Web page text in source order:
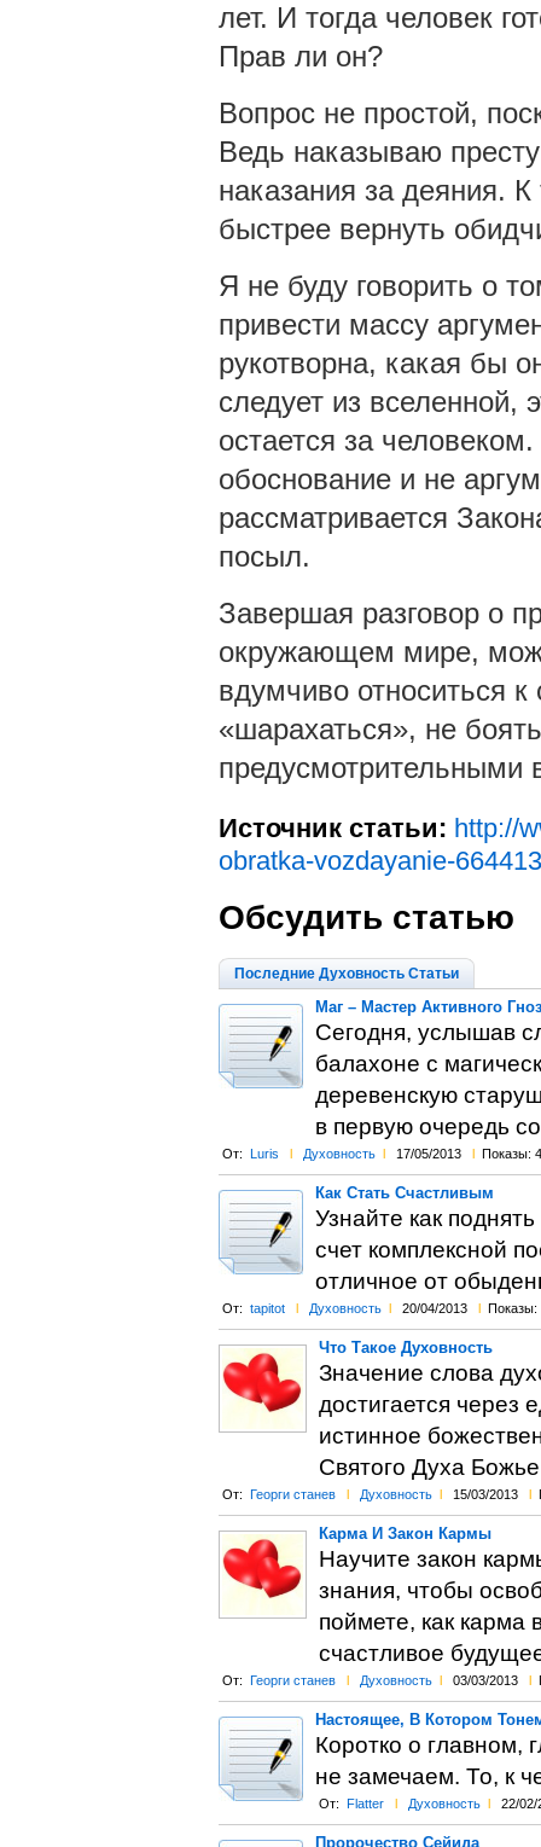
лет. И тогда человек
Прав ли он?
Вопрос не простой,
Ведь наказываю
наказания за деяния.
быстрее вернуть
Я не буду говорить о
привести массу
рукотворна, какая бы
следует из вселенной,
остается за
обоснование и не
рассматривается
посыл.
Завершая разговор о
окружающем мире,
вдумчиво относиться
«шарахаться», не
предусмотрительными
Источник статьи: http://
obratka-vozdayanie-
Обсудить статью
Последние Духовность Статьи
Маг – Мастер Активного
Сегодня, услышав
балахоне с
деревенскую
в первую очередь
От: Luris l Духовность l 17/05/2013 l Показы:
Как Стать Счастливым
Узнайте как
счет комплексной
отличное от
От: tapitot l Духовность l 20/04/2013 l Показы:
Что Такое Духовность
Значение слова
достигается через
истинное
Святого Духа
От: Георги станев l Духовность l 15/03/2013 l
Карма И Закон Кармы
Научите закон
знания, чтобы
поймете, как карма
счастливое
От: Георги станев l Духовность l 03/03/2013 l
Настоящее, В Котором
Коротко о главном,
не замечаем. То, к
От: Flatter l Духовность l 22/02/
Пророчество Сейида